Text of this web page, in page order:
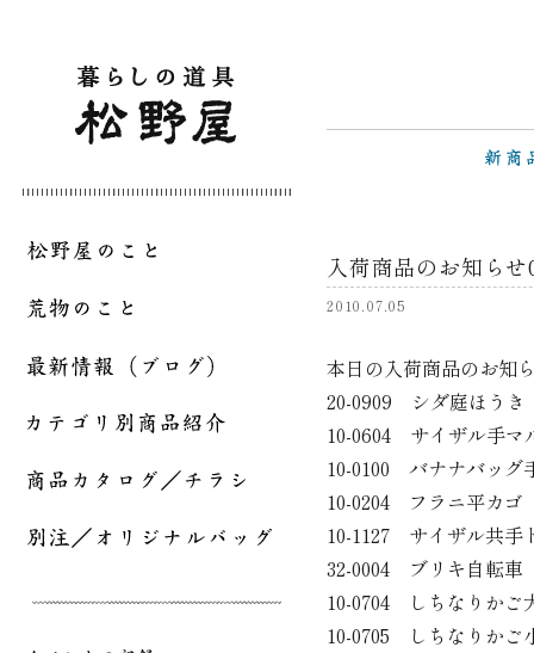
入荷商品のお知らせ
2010.07.05
本日の入荷商品のお知
20-0909 シダ庭ほう
10-0604 サイザル
10-0100 バナナ
10-0204 フラニ平カ
10-1127 サイザル
32-0004 ブリキ自転
10-0704 しちなりか
10-0705 しちなりか